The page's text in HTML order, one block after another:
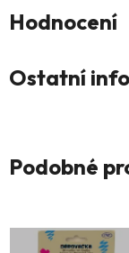
Hodnocení
Ostatní
Podobné